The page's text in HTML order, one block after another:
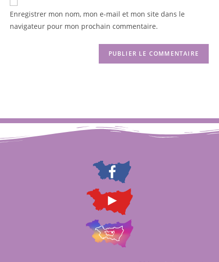
Enregistrer mon nom, mon e-mail et mon site dans le
navigateur pour mon prochain commentaire.